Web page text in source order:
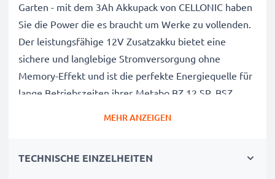
Garten - mit dem 3Ah Akkupack von CELLONIC haben
Sie die Power die es braucht um Werke zu vollenden.
Der leistungsfähige 12V Zusatzakku bietet eine
sichere und langlebige Stromversorgung ohne
Memory-Effekt und ist die perfekte Energiequelle für
lange Betriebszeiten ihres Metabo BZ 12 SP, BSZ
Metabo BZ 12 SP, BSZ 12,BS12 SP, BSZ 12 Impuls,
MEHR ANZEIGEN
TECHNISCHE EINZELHEITEN